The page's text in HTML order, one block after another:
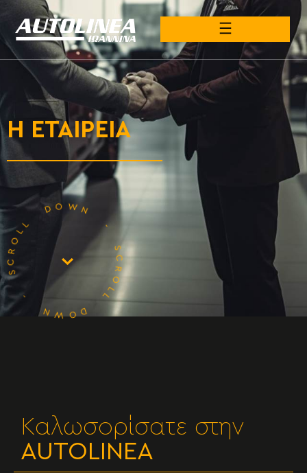
Η ΕΤΑΙΡΕΊΑ
SCROLL
DOWN
- SCROLL DOWN -
Καλωσορίσατε στην
AUTOLINEA